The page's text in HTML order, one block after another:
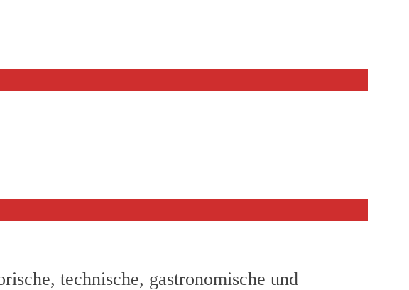
technische, gastronomische und